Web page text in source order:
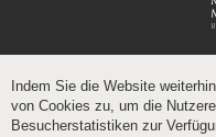
Indem Sie die Website
von Cookies zu, um die
Besucherstatistiken zur